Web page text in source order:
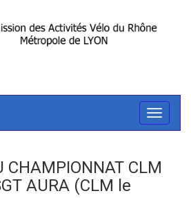
Toggle
CHAMPIONNAT CLM
AURA (CLM le